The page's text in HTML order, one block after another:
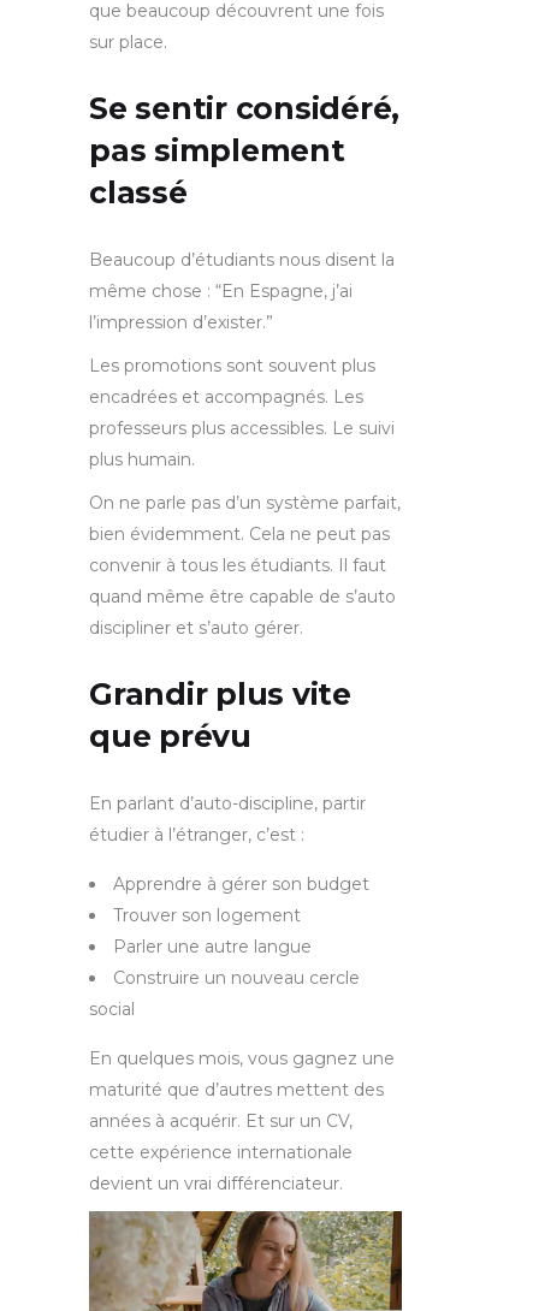
que beaucoup découvrent une fois
sur place.
Se sentir considéré,
pas simplement
classé
Beaucoup d’étudiants nous disent la
même chose : “En Espagne, j’ai
l’impression d’exister.”
Les promotions sont souvent plus
encadrées et accompagnés. Les
professeurs plus accessibles. Le suivi
plus humain.
On ne parle pas d’un système parfait,
bien évidemment. Cela ne peut pas
convenir à tous les étudiants. Il faut
quand même être capable de s’auto
discipliner et s’auto gérer.
Grandir plus vite
que prévu
En parlant d’auto-discipline, partir
étudier à l’étranger, c’est :
Apprendre à gérer son budget
Trouver son logement
Parler une autre langue
Construire un nouveau cercle
social
En quelques mois, vous gagnez une
maturité que d’autres mettent des
années à acquérir. Et sur un CV,
cette expérience internationale
devient un vrai différenciateur.